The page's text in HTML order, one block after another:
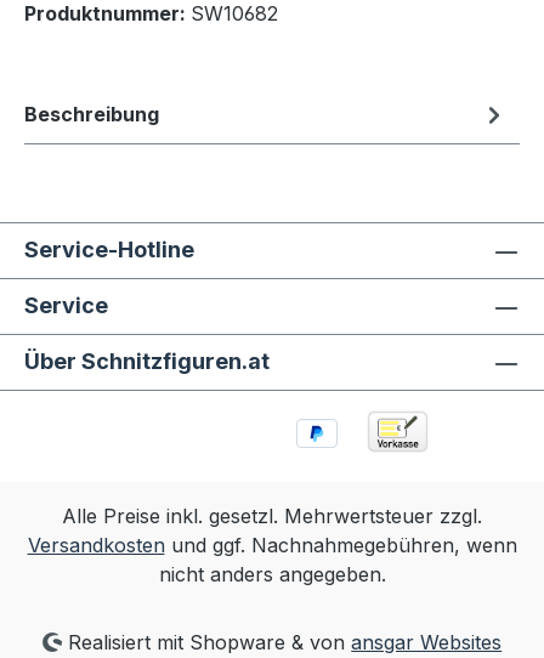
Produktnummer: SW10682
Beschreibung
Service-Hotline
Service
Über Schnitzfiguren.at
Alle Preise inkl. gesetzl. Mehrwertsteuer zzgl.
Versandkostenund ggf. Nachnahmegebühren, wenn
nicht anders angegeben.
Realisiert mit Shopware & vonansgar Websites